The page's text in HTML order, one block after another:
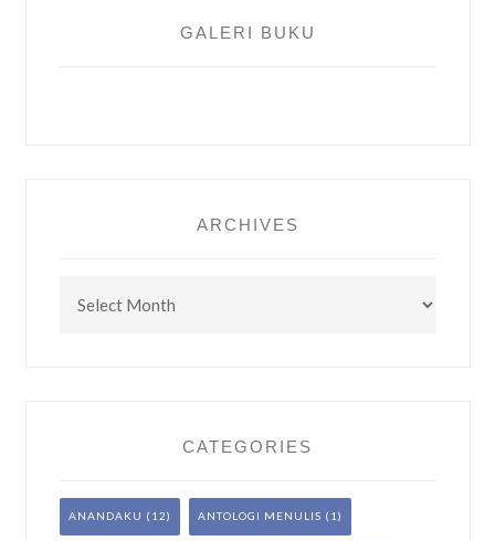
GALERI BUKU
ARCHIVES
CATEGORIES
ANANDAKU (12) ANTOLOGI MENULIS (1)